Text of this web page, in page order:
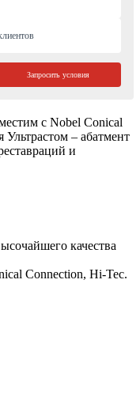
Запросить условия
с Nobel Conical
– абатмент
и
качества
Connection, Hi-Tec.